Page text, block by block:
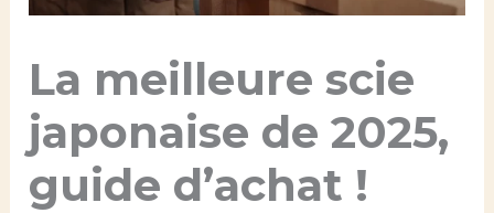
La meilleure scie
japonaise de 2025,
guide d’achat !